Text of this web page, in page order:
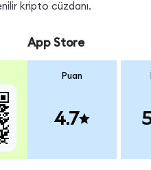
kripto cüzdanı.
App Store
Puan
4.7